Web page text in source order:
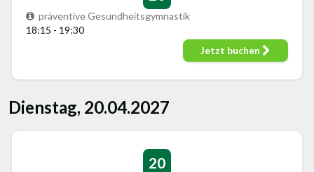
präventive Gesundheitsgymnastik
18:15 - 19:30
Jetzt buchen
Dienstag, 20.04.2027
20